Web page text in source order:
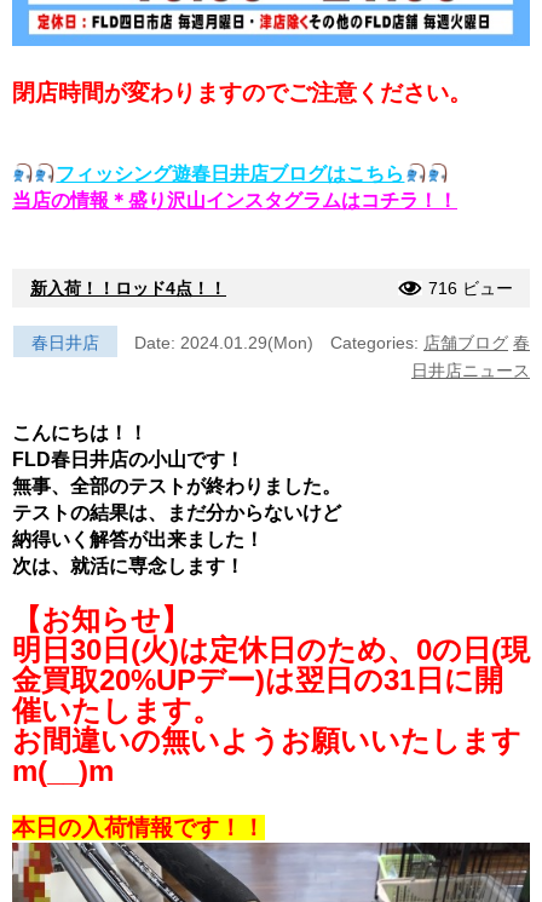
閉店時間が変わりますのでご注意ください。
フィッシング遊春日井店ブログはこちら
当店の情報＊盛り沢山インスタグラムはコチラ！！
新入荷！！ロッド4点！！ 716 ビュー
春日井店 Date: 2024.01.29(Mon) Categories: 店舗ブログ 春
日井店ニュース
こんにちは！！
FLD春日井店の小山です！
無事、全部のテストが終わりました。
テストの結果は、まだ分からないけど
納得いく解答が出来ました！
次は、就活に専念します！
【お知らせ】
明日30日(火)は定休日のため、0の日(現
金買取20%UPデー)は翌日の31日に開
催いたします。
お間違いの無いようお願いいたします
m(__)m
本日の入荷情報です！！